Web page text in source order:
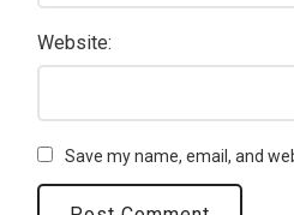
Website:
Save my name, email, and